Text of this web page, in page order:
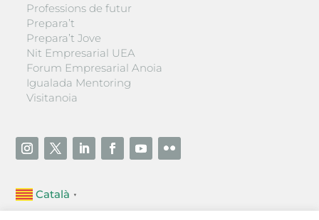
Professions de futur
Prepara’t
Prepara’t Jove
Nit Empresarial UEA
Forum Empresarial Anoia
Igualada Mentoring
Visitanoia
Català ▼